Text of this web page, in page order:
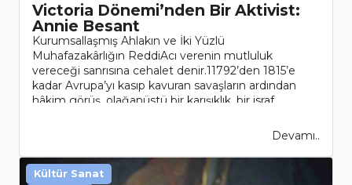
Victoria Dönemi’nden Bir Aktivist:
Annie Besant
Kurumsallaşmış Ahlakın ve İki Yüzlü
Muhafazakârlığın ReddiAcı verenin mutluluk
vereceği sanrısına cehalet denir.11792’den 1815’e
kadar Avrupa’yı kasıp kavuran savaşların ardından
hâkim görüş, olağanüstü bir karışıklık, bir israf
Devamı..
Kültür Sanat